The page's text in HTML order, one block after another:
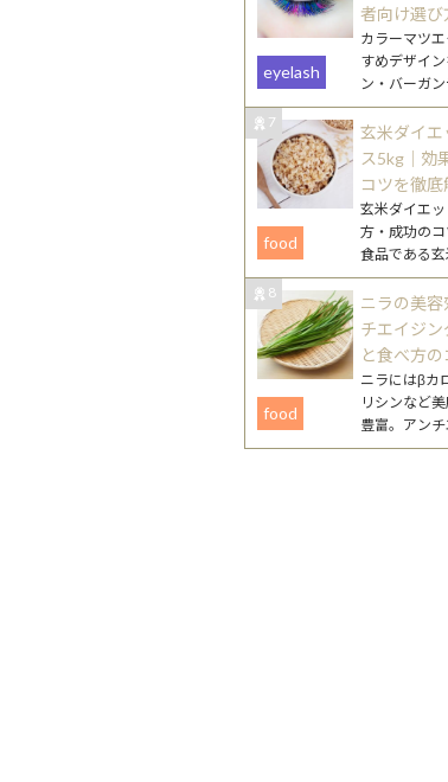
者向け選び
eyelash
カラーマツ
すめデザイ
ン・バーガ
特徴と、初
り入れ方を
7
玄米ダイエ
ス5kg｜効
コツを徹底
food
玄米ダイエ
方・成功の
食品である
工夫、注意
ためのポイ
8
ニラの美
チエイジ
と食べ方の
food
ニラにはβカ
リシンなど
豊富。アン
働きが期待